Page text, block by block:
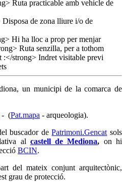
un municipi de la comarca de
- (Pat.mapa - arqueologia).
buscador dePatrimoni.Gencat sols
al castell de Mediona, on hi
BCIN.
del mateix conjunt arquitectònic,
grau de protecció.